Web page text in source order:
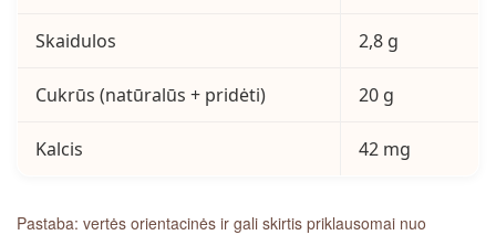
Skaidulos 2,8 g
Cukrūs (natūralūs + pridėti) 20 g
Kalcis 42 mg
Pastaba: vertės orientacinės ir gali skirtis priklausomai nuo